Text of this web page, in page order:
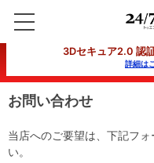
3Dセキュア2.0 認
詳細は
お問い合わせ
当店へのご要望は、下記フ
い。